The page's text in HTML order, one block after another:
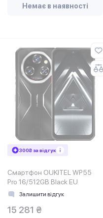
Немає в наявності
300₴ за відгук
Смартфон OUKITEL WP55
Pro 16/512GB Black EU
Залишити відгук
15 281 ₴